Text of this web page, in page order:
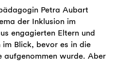
Petra Aubart
der Inklusion im
engagierten Eltern und
im Blick, bevor es in die
aufgenommen wurde. Aber